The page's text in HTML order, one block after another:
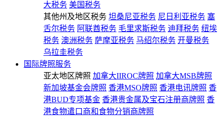
大税务 美国税务
其他州及地区税务 坦桑尼亚税务 尼日利亚税务 塞
舌尔税务 阿联酋税务 毛里求斯税务 迪拜税务 纽埃
税务 澳洲税务 萨摩亚税务 马绍尔税务 开曼税务
乌拉圭税务
国际牌照服务
亚太地区牌照 加拿大IIROC牌照 加拿大MSB牌照
新加坡基金会牌照 香港MSO牌照 香港电讯牌照 香
港BUD专项基金 香港贵金属及宝石注册商牌照 香
港食物遣口商和食物分销商牌照